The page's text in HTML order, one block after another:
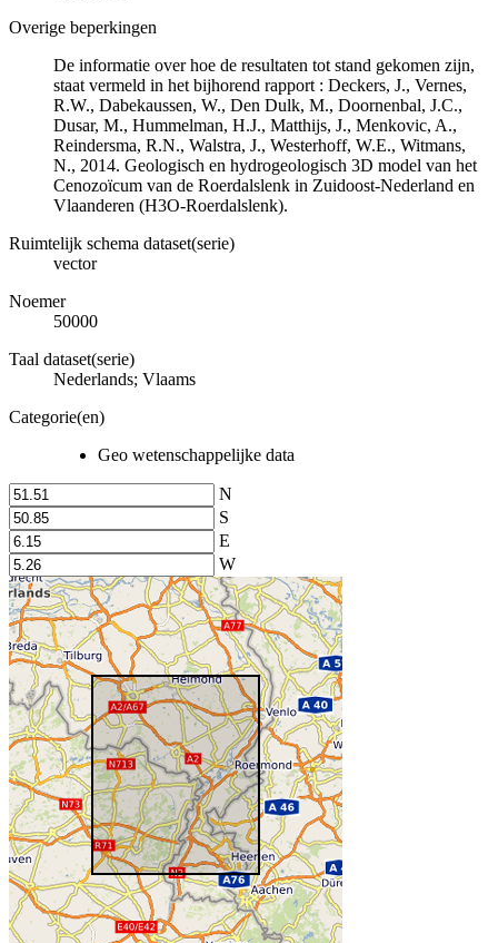
Overige beperkingen
De informatie over hoe de resultaten tot stand gekomen zijn,
staat vermeld in het bijhorend rapport : Deckers, J., Vernes,
R.W., Dabekaussen, W., Den Dulk, M., Doornenbal, J.C.,
Dusar, M., Hummelman, H.J., Matthijs, J., Menkovic, A.,
Reindersma, R.N., Walstra, J., Westerhoff, W.E., Witmans,
N., 2014. Geologisch en hydrogeologisch 3D model van het
Cenozoïcum van de Roerdalslenk in Zuidoost-Nederland en
Vlaanderen (H3O-Roerdalslenk).
Ruimtelijk schema dataset(serie)
vector
Noemer
50000
Taal dataset(serie)
Nederlands; Vlaams
Categorie(en)
Geo wetenschappelijke data
N
S
E
W